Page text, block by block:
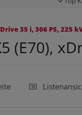
35 i, 306 PS, 225
(E70),